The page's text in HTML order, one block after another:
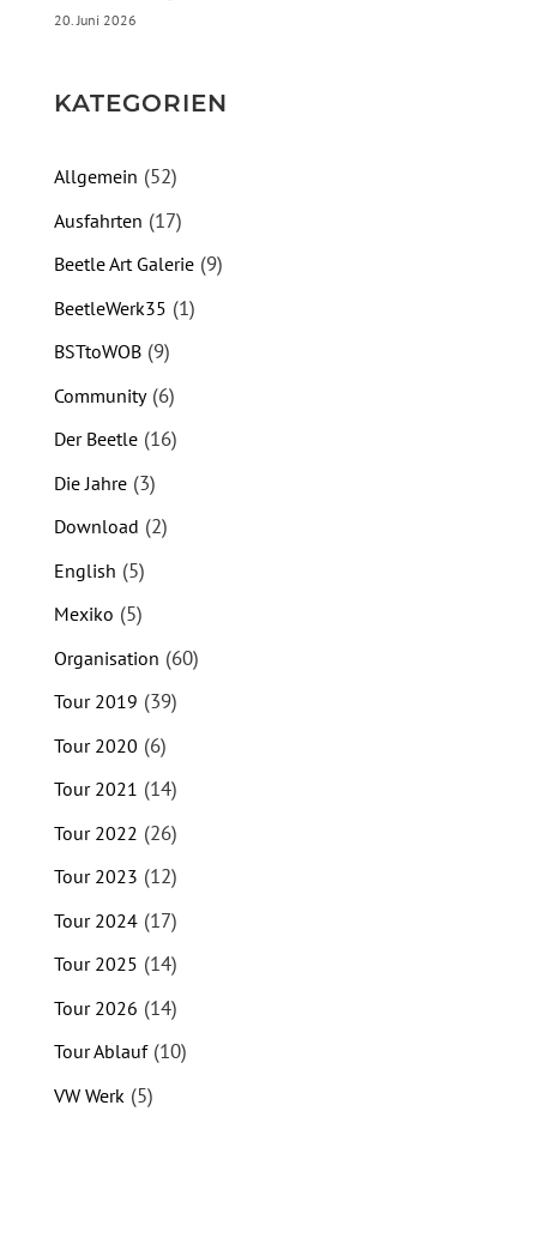
20. Juni 2026
KATEGORIEN
Allgemein (52)
Ausfahrten (17)
Beetle Art Galerie(9)
BeetleWerk35 (1)
BSTtoWOB(9)
Community(6)
Der Beetle(16)
Die Jahre(3)
Download (2)
English (5)
Mexiko (5)
Organisation (60)
Tour 2019 (39)
Tour 2020 (6)
Tour 2021 (14)
Tour 2022 (26)
Tour 2023 (12)
Tour 2024(17)
Tour 2025 (14)
Tour 2026 (14)
Tour Ablauf(10)
VW Werk(5)